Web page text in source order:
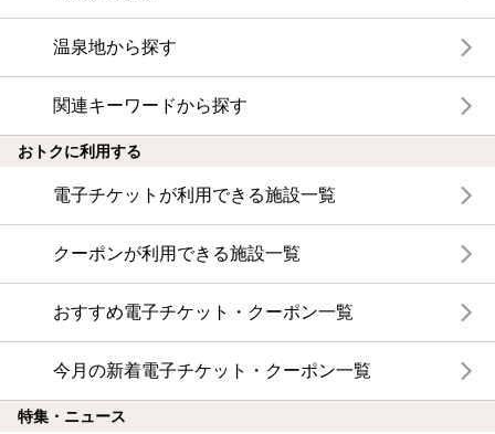
温泉地から探す
関連キーワードから探す
おトクに利用する
電子チケットが利用できる施設一覧
クーポンが利用できる施設一覧
おすすめ電子チケット・クーポン一覧
今月の新着電子チケット・クーポン一覧
特集・ニュース